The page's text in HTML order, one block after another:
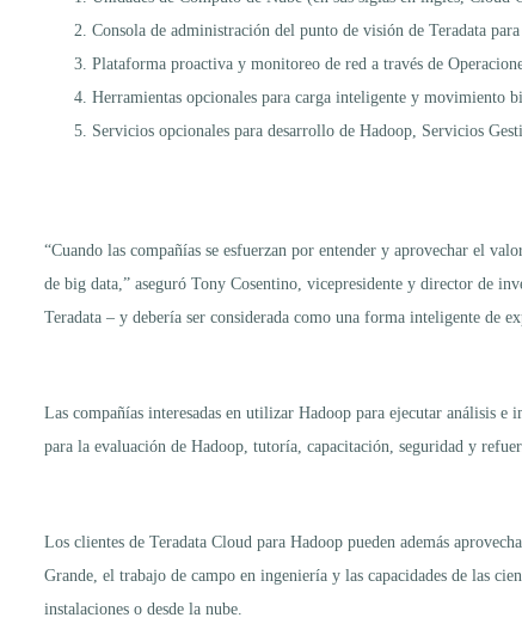
Consola de administración del punto de visión de Teradata
Plataforma proactiva y monitoreo de red a través de
Herramientas opcionales para carga inteligente y movimiento
Servicios opcionales para desarrollo de Hadoop, Servicios
“Cuando las compañías se esfuerzan por entender y aprovechar el
de big data,” aseguró Tony Cosentino, vicepresidente y director de
Teradata – y debería ser considerada como una forma inteligente de
Las compañías interesadas en utilizar Hadoop para ejecutar análisis
para la evaluación de Hadoop, tutoría, capacitación, seguridad y
Los clientes de Teradata Cloud para Hadoop pueden además
Grande, el trabajo de campo en ingeniería y las capacidades de las
instalaciones o desde la nube.